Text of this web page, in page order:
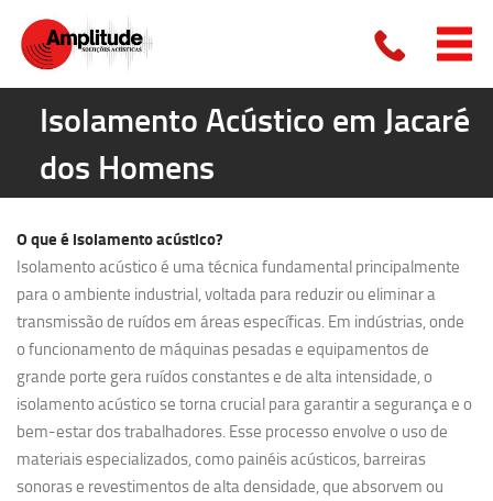
Isolamento Acústico em Jacaré
dos Homens
O que é isolamento acústico?
Isolamento acústico é uma técnica fundamental principalmente
para o ambiente industrial, voltada para reduzir ou eliminar a
transmissão de ruídos em áreas específicas. Em indústrias, onde
o funcionamento de máquinas pesadas e equipamentos de
grande porte gera ruídos constantes e de alta intensidade, o
isolamento acústico se torna crucial para garantir a segurança e o
bem-estar dos trabalhadores. Esse processo envolve o uso de
materiais especializados, como painéis acústicos, barreiras
sonoras e revestimentos de alta densidade, que absorvem ou